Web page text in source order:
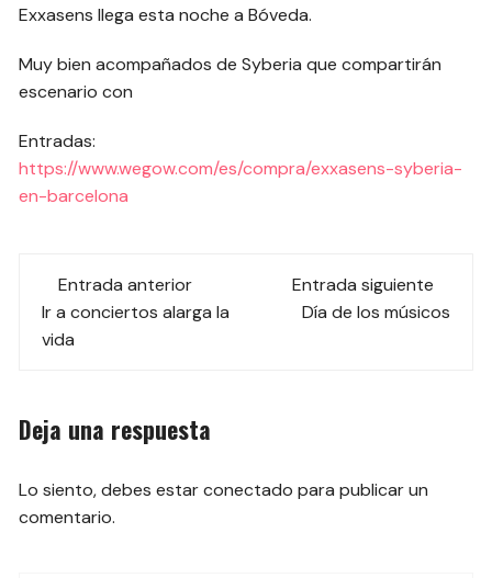
Exxasens llega esta noche a Bóveda.
Muy bien acompañados de Syberia que compartirán
escenario con
Entradas:
https://www.wegow.com/es/compra/exxasens-syberia-
en-barcelona
Navegación
de
entradas
Entrada anterior
Ir a conciertos alarga la
vida
Entrada siguiente
Día de los músicos
Deja una respuesta
Lo siento, debes estarconectado para publicar un
comentario.